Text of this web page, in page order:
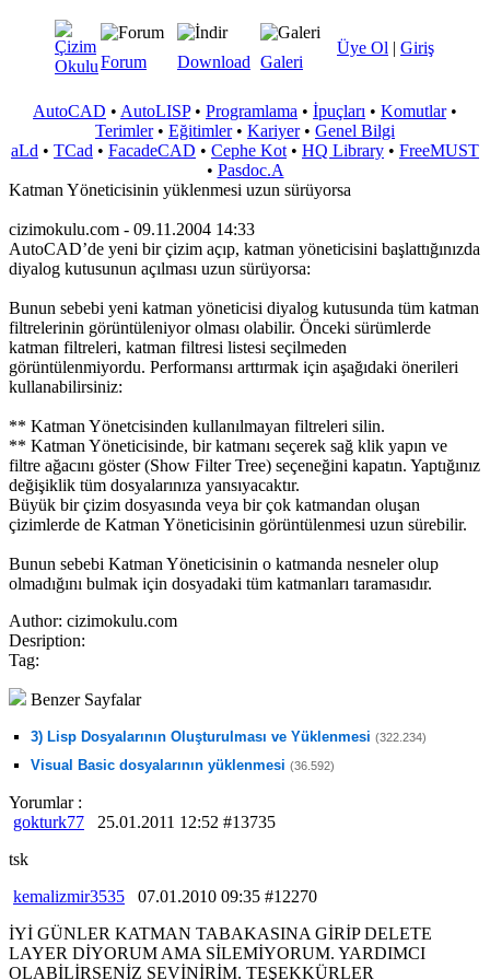
Üye Ol | Giriş
Forum Download Galeri
AutoCAD • AutoLISP• Programlama • İpuçları • Komutlar•
Terimler• Eğitimler• Kariyer• Genel Bilgi
aLd • TCad • FacadeCAD • Cephe Kot • HQ Library • FreeMUST
• Pasdoc.A
Katman Yöneticisinin yüklenmesi uzun sürüyorsa
cizimokulu.com - 09.11.2004 14:33
AutoCAD’de yeni bir çizim açıp, katman yöneticisini başlattığınızda
diyalog kutusunun açılması uzun sürüyorsa:
Bunun sebebi yeni katman yöneticisi diyalog kutusunda tüm katman
filtrelerinin görüntüleniyor olması olabilir. Önceki sürümlerde
katman filtreleri, katman filtresi listesi seçilmeden
görüntülenmiyordu. Performansı arttırmak için aşağıdaki önerileri
kullanabilirsiniz:
** Katman Yönetcisinden kullanılmayan filtreleri silin.
** Katman Yöneticisinde, bir katmanı seçerek sağ klik yapın ve
filtre ağacını göster (Show Filter Tree) seçeneğini kapatın. Yaptığınız
değişiklik tüm dosyalarınıza yansıyacaktır.
Büyük bir çizim dosyasında veya bir çok katmandan oluşan
çizimlerde de Katman Yöneticisinin görüntülenmesi uzun sürebilir.
Bunun sebebi Katman Yöneticisinin o katmanda nesneler olup
olmadığını bulmak için dosyadaki tüm katmanları taramasıdır.
Author: cizimokulu.com
Desription:
Tag:
Benzer Sayfalar
3) Lisp Dosyalarının Oluşturulması ve Yüklenmesi (322.234)
Visual Basic dosyalarının yüklenmesi (36.592)
Yorumlar :
gokturk77 25.01.2011 12:52 #13735
tsk
kemalizmir3535 07.01.2010 09:35 #12270
İYİ GÜNLER KATMAN TABAKASINA GİRİP DELETE
LAYER DİYORUM AMA SİLEMİYORUM. YARDIMCI
OLABİLİRSENİZ SEVİNİRİM. TEŞEKKÜRLER